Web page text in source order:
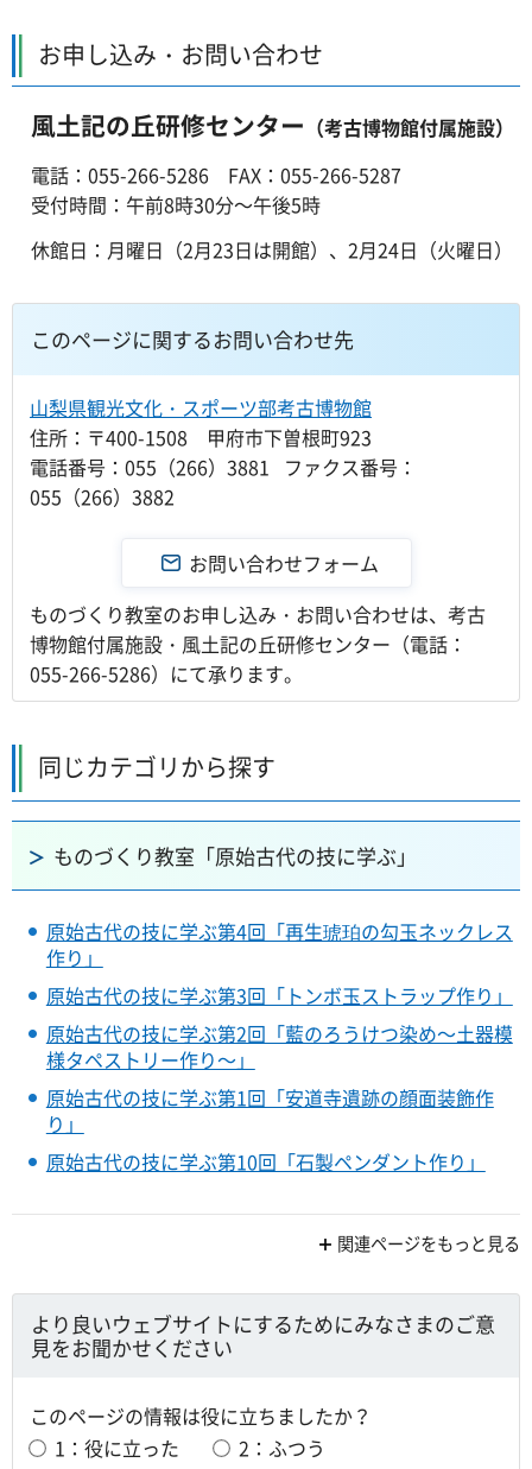
お申し込み・お問い合わせ
風土記の丘研修センター （考古博物館付属施設）
電話：055-266-5286
FAX ：055-266-5287
受付時間：午前8時30分～午後5時
休館日：月曜日（2月23日は開館）、2月24日（火曜日）
このページに関するお問い合わせ先
山梨県観光文化・スポーツ部考古博物館
住所：〒400-1508 甲府市下曽根町923
電話番号：055（266）3881 ファクス番号：
055（266）3882
ものづくり教室のお申し込み・お問い合わせは、考古
博物館付属施設・風土記の丘研修センター（電話：
055-266-5286）にて承ります。
同じカテゴリから探す
ものづくり教室「原始古代の技に学ぶ」
原始古代の技に学ぶ第4回「再生琥珀の勾玉ネックレス
作り」
原始古代の技に学ぶ第3回「トンボ玉ストラップ作り」
原始古代の技に学ぶ第2回「藍のろうけつ染め～土器模
様タペストリー作り～」
原始古代の技に学ぶ第1回「安道寺遺跡の顔面装飾作
り」
原始古代の技に学ぶ第10回「石製ペンダント作り」
関連ページをもっと見る
より良いウェブサイトにするためにみなさまのご意
見をお聞かせください
このページの情報は役に立ちましたか？
1：役に立った
2：ふつう